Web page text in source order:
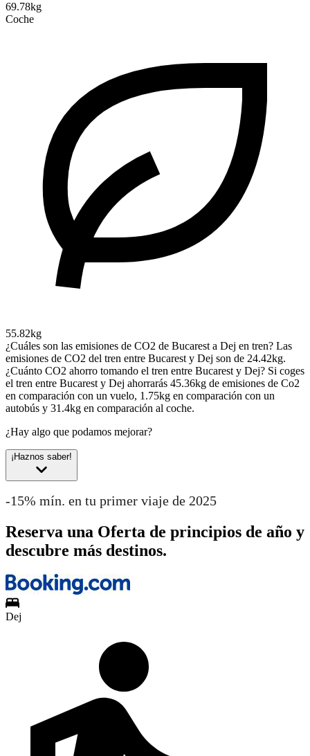
69.78kg
Coche
55.82kg
¿Cuáles son las emisiones de CO2 de Bucarest a Dej en tren? Las
emisiones de CO2 del tren entre Bucarest y Dej son de 24.42kg.
¿Cuánto CO2 ahorro tomando el tren entre Bucarest y Dej? Si coges
el tren entre Bucarest y Dej ahorrarás 45.36kg de emisiones de Co2
en comparación con un vuelo, 1.75kg en comparación con un
autobús y 31.4kg en comparación al coche.
¿Hay algo que podamos mejorar?
¡Haznos saber!
-15% mín. en tu primer viaje de 2025
Reserva una Oferta de principios de año y
descubre más destinos.
Dej